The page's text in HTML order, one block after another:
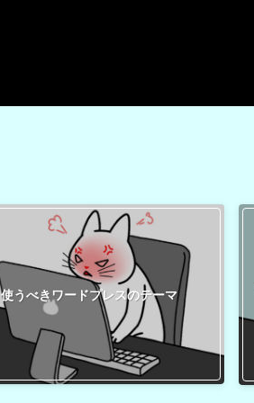
使うべきワードプレスのテーマ